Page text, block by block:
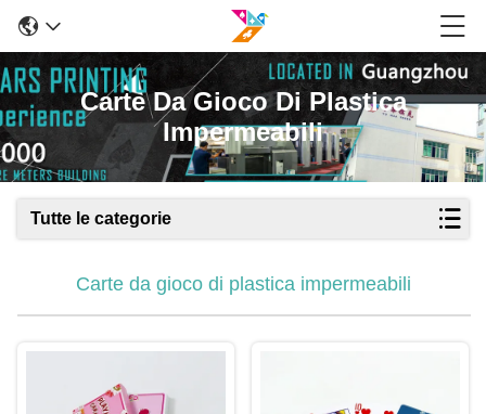
Carte Da Gioco Di Plastica
Impermeabili
Tutte le categorie
Carte da gioco di plastica impermeabili